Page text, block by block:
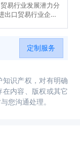
易行业发展潜力分
出口贸易行业企业
及规划建议。
定制服务
识产权，对有明确
内容、版权或其它
您沟通处理。